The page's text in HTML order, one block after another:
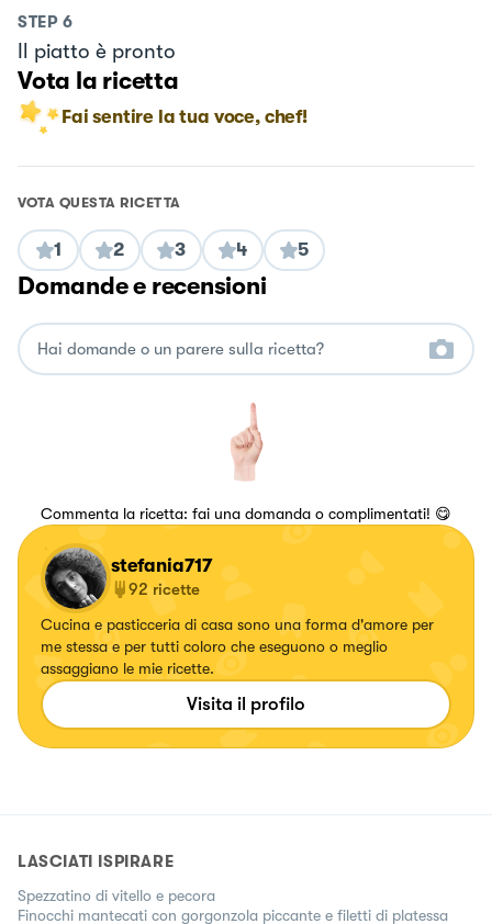
STEP 6
Il piatto è pronto
Vota la ricetta
Fai sentire la tua voce, chef!
VOTA QUESTA RICETTA
1 2 3 4 5
Domande e recensioni
Commenta la ricetta: fai una domanda o complimentati! 😋
stefania717
92 ricette
Cucina e pasticceria di casa sono una forma d'amore per
me stessa e per tutti coloro che eseguono o meglio
assaggiano le mie ricette.
Visita il profilo
LASCIATI ISPIRARE
Spezzatino di vitello e pecora
Finocchi mantecati con gorgonzola piccante e filetti di platessa